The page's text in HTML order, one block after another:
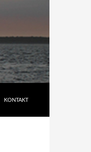
KONTAKT